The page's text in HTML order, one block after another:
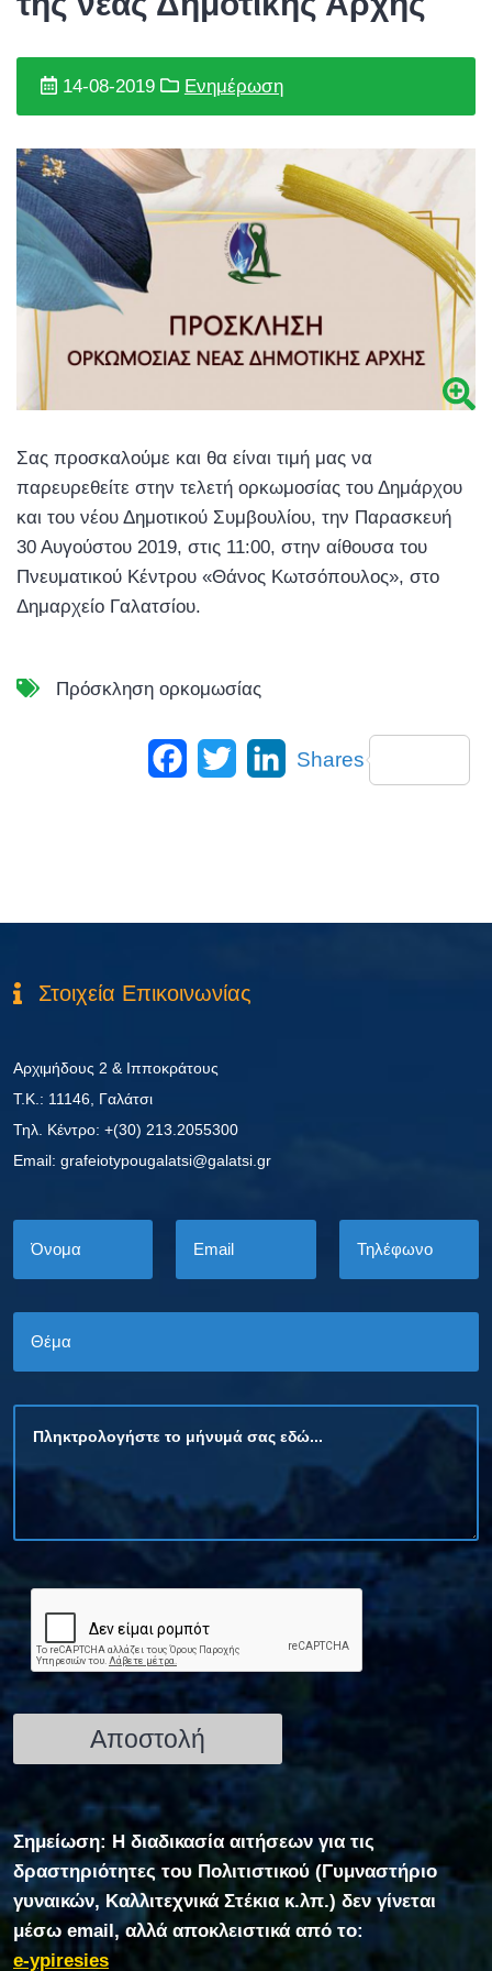
14-08-2019 Ενημέρωση
Σας προσκαλούμε και θα είναι τιμή μας να
παρευρεθείτε στην τελετή ορκωμοσίας του Δημάρχου
και του νέου Δημοτικού Συμβουλίου, την Παρασκευή
30 Αυγούστου 2019, στις 11:00, στην αίθουσα του
Πνευματικού Κέντρου «Θάνος Κωτσόπουλος», στο
Δημαρχείο Γαλατσίου.
Πρόσκληση ορκομωσίας
Facebook
Twitter LinkedIn
Shares
Στοιχεία Επικοινωνίας
Αρχιμήδους 2 & Ιπποκράτους
Τ.Κ.: 11146, Γαλάτσι
Τηλ. Κέντρο: +(30) 213.2055300
Εmail: grafeiotypougalatsi@galatsi.gr
Σημείωση: Η διαδικασία αιτήσεων για τις
δραστηριότητες του Πολιτιστικού (Γυμναστήριο
γυναικών, Καλλιτεχνικά Στέκια κ.λπ.) δεν γίνεται
μέσω email, αλλά αποκλειστικά από το:
e-ypiresies